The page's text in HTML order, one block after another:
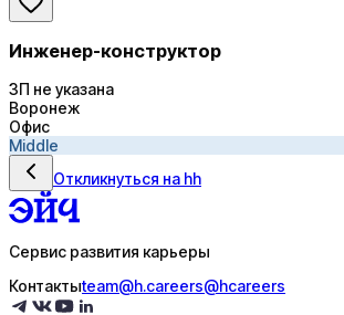
Инженер-конструктор
ЗП не указана
Воронеж
Офис
Middle
Откликнуться на hh
Сервис развития карьеры
Контактыteam@h.careers@hcareers